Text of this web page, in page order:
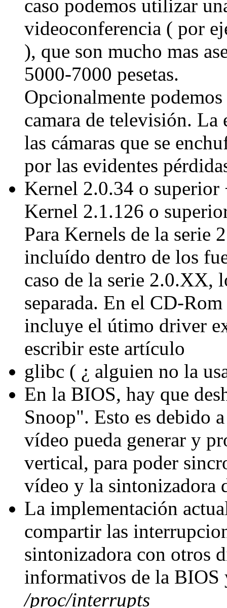
caso podemos utilizar
videoconferencia ( por
), que son mucho mas
5000-7000 pesetas.
Opcionalmente
camara de televisión.
las cámaras que se
por las evidentes
Kernel 2.0.34 o
Kernel 2.1.126 o
Para Kernels de la serie
incluído dentro de los
caso de la serie 2.0.XX,
separada. En el CD-
incluye el útimo driver
escribir este artículo
glibc ( ¿ alguien no la
En la BIOS, hay que
Snoop". Esto es debido
vídeo pueda generar y
vertical, para poder
vídeo y la sintonizadora
La implementación
compartir las
sintonizadora con otros
informativos de la BIOS
/proc/interrupts